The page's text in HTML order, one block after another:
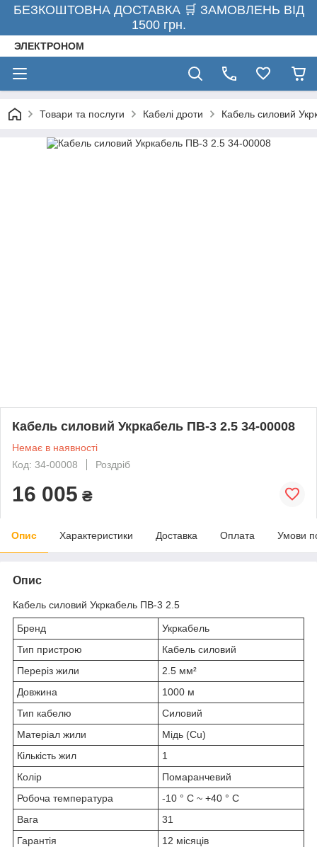
БЕЗКОШТОВНА ДОСТАВКА 🛒 ЗАМОВЛЕНЬ ВІД
1500 грн.
ЭЛЕКТРОНОМ
Товари та послуги Кабелі дроти Кабель силовий
Кабель силовий Укркабель ПВ-3 2.5 34-00008
Немає в наявності
Код: 34-00008
Роздріб
16 005 ₴
Опис Характеристики Доставка Оплата Умови
Опис
Кабель силовий Укркабель ПВ-3 2.5
Бренд
Укркабель
Тип пристрою
Кабель силовий
Переріз жили
2.5 мм²
Довжина
1000 м
Тип кабелю
Силовий
Матеріал жили
Мідь (Cu)
Кількість жил
1
Колір
Помаранчевий
Робоча температура
-10 ° C ~ +40 ° C
Вага
31
Гарантія
12 місяців